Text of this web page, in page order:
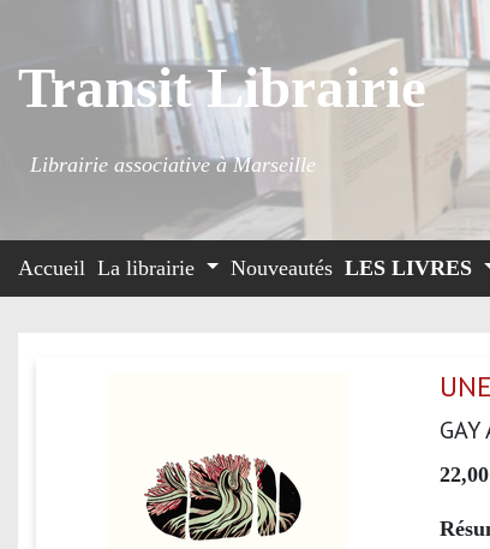
Transit Librairie
Librairie associative à Marseille
Accueil La librairie Nouveautés LES LIVRES